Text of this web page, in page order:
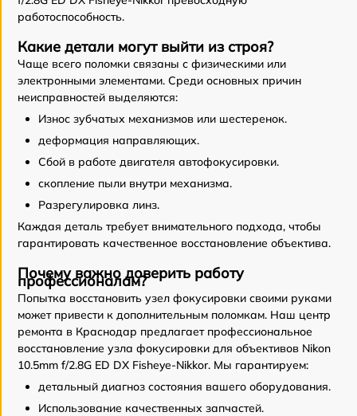
работоспособность.
Какие детали могут выйти из строя?
Чаще всего поломки связаны с физическими или
электронными элементами. Среди основных причин
неисправностей выделяются:
Износ зубчатых механизмов или шестеренок.
деформация направляющих.
Сбой в работе двигателя автофокусировки.
скопление пыли внутри механизма.
Разрегулировка линз.
Каждая деталь требует внимательного подхода, чтобы
гарантировать качественное восстановление объектива.
Почему важно доверить работу
профессионалам?
Попытка восстановить узел фокусировки своими руками
может привести к дополнительным поломкам. Наш центр
ремонта в Краснодар предлагает профессиональное
восстановление узла фокусировки для объективов Nikon
10.5mm f/2.8G ED DX Fisheye-Nikkor. Мы гарантируем:
детальный диагноз состояния вашего оборудования.
Использование качественных запчастей.